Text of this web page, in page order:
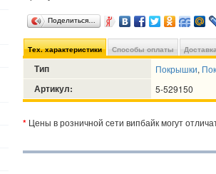
Поделиться…
Тех. характеристики Способы оплаты
Тип Покрышки,
Артикул: 5-529150
* Цены в розничной сети випбайк могут